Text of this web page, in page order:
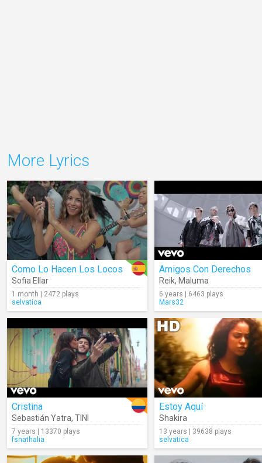
More Lyrics
Como Lo Hacen Los Locos
Sofia Ellar
1 month | 2472 plays
selvatica
Amigos Con Derechos
Reik, Maluma
6 years | 6463 plays
Mars32
Cristina
Sebastián Yatra, TINI
7 years | 13370 plays
fsnathalia
Estoy Aquí
Shakira
13 years | 39638 plays
selvatica